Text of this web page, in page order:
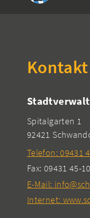
Kontakt
Spitalgarten 1
92421
Telefon: 09431
Fax: 09431 45-
E-Mail:
Internet: